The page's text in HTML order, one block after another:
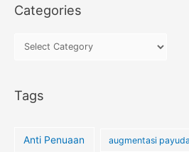
Categories
Tags
Anti Penuaan augmentasi